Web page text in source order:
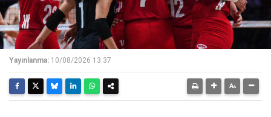
Yayınlanma: 10/08/2026 13:37